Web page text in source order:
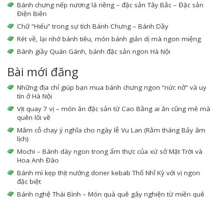
Bánh chưng nếp nương lá riềng – đặc sản Tây Bắc – Đặc sản
Điện Biên
Chữ “Hiếu” trong sự tích Bánh Chưng – Bánh Dầy
Rét về, lại nhớ bánh tiêu, món bánh giản dị mà ngon miệng
Bánh giầy Quán Gánh, bánh đặc sản ngon Hà Nội
Bài mới đăng
Những địa chỉ giúp bạn mua bánh chưng ngon “nức nở” và uy
tín ở Hà Nội
Vịt quay 7 vị – món ăn đặc sản từ Cao Bằng ai ăn cũng mê mà
quên lối về
Mâm cỗ chay ý nghĩa cho ngày lễ Vu Lan (Rằm tháng Bảy âm
lịch)
Mochi – Bánh dày ngon trong ẩm thực của xứ sở Mặt Trời và
Hoa Anh Đào
Bánh mì kẹp thịt nướng doner kebab Thổ Nhĩ Kỳ với vị ngon
đặc biệt
Bánh nghệ Thái Bình – Món quà quê gây nghiện từ miền quê